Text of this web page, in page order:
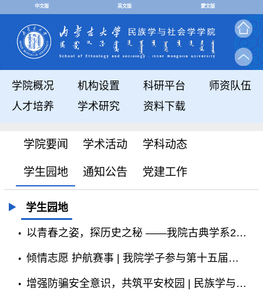
中文版 英文版 蒙文版
学院概况 机构设置 科研平台
师资队伍
人才培养
学术研究 资料下载
学院要闻 学术活动 学科动态
学生园地 通知公告 党建工作
学生园地
以青春之姿，探历史之秘 ——我院古典学系2023级本科生阿如恒文章刊发于《中国文物报》
倾情志愿 护航赛事 | 我院学子参与第十五届环球自然日内蒙古地区决选志愿工作
增强防骗安全意识，共筑平安校园 | 民族学与社会学学院举行升旗仪式